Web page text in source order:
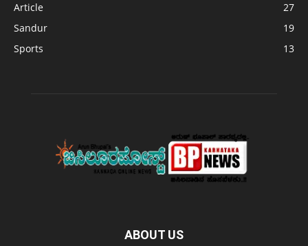
Article
27
Sandur
19
Sports
13
ABOUT US